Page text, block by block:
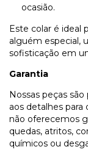
ocasião.
Este colar é ideal
alguém especial,
sofisticação em
Garantia
Nossas peças
aos detalhes
não oferecemos
quedas, atritos,
químicos ou